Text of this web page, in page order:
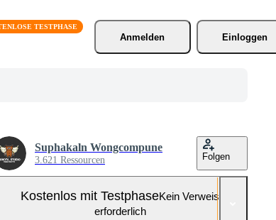
Anmelden
Einloggen
Suphakaln Wongcompune
3.621 Ressourcen Folgen
Kostenlos mit TestphaseKein Verweis
erforderlich